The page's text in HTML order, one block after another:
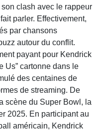
clash avec le rappeur
parler. Effectivement,
par chansons
autour du conflit.
payant pour Kendrick
Us” cartonne dans le
des centaines de
de streaming. De
scène du Super Bowl, la
2025. En participant au
américain, Kendrick